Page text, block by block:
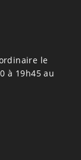
le
à 19h45 au